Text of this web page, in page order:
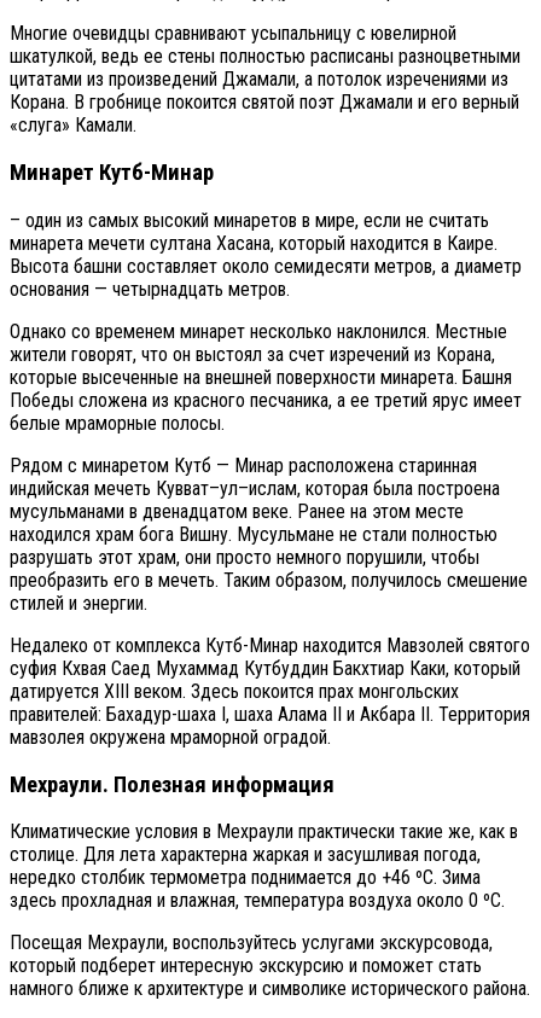
Многие очевидцы сравнивают усыпальницу с ювелирной
шкатулкой, ведь ее стены полностью расписаны разноцветными
цитатами из произведений Джамали, а потолок изречениями из
Корана. В гробнице покоится святой поэт Джамали и его верный
«слуга» Камали.
Минарет Кутб-Минар
– один из самых высокий минаретов в мире, если не считать
минарета мечети султана Хасана, который находится в Каире.
Высота башни составляет около семидесяти метров, а диаметр
основания — четырнадцать метров.
Однако со временем минарет несколько наклонился. Местные
жители говорят, что он выстоял за счет изречений из Корана,
которые высеченные на внешней поверхности минарета. Башня
Победы сложена из красного песчаника, а ее третий ярус имеет
белые мраморные полосы.
Рядом с минаретом Кутб — Минар расположена старинная
индийская мечеть Кувват–ул–ислам, которая была построена
мусульманами в двенадцатом веке. Ранее на этом месте
находился храм бога Вишну. Мусульмане не стали полностью
разрушать этот храм, они просто немного порушили, чтобы
преобразить его в мечеть. Таким образом, получилось смешение
стилей и энергии.
Недалеко от комплекса Кутб-Минар находится Мавзолей святого
суфия Кхвая Саед Мухаммад Кутбуддин Бакхтиар Каки, который
датируется XIII веком. Здесь покоится прах монгольских
правителей: Бахадур-шаха I, шаха Алама II и Акбара II. Территория
мавзолея окружена мраморной оградой.
Мехраули. Полезная информация
Климатические условия в Мехраули практически такие же, как в
столице. Для лета характерна жаркая и засушливая погода,
нередко столбик термометра поднимается до +46 ºС. Зима
здесь прохладная и влажная, температура воздуха около 0 ºС.
Посещая Мехраули, воспользуйтесь услугами экскурсовода,
который подберет интересную экскурсию и поможет стать
намного ближе к архитектуре и символике исторического района.